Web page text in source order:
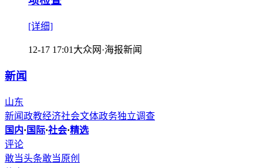
[详细]
12-17 17:01 大众网·海报新闻
新闻
山东
新闻政教经济社会文体政务独立调查
国内· 国际·社会·精选
评论
敢当头条敢当原创